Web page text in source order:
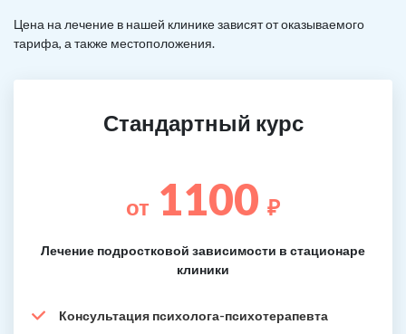
Цена на лечение в нашей клинике зависят от оказываемого
тарифа, а также местоположения.
Стандартный курс
от 1100 ₽
Лечение подростковой зависимости в стационаре
клиники
Консультация психолога-психотерапевта